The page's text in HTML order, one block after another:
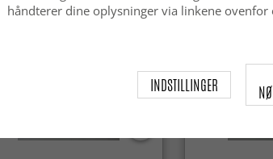
håndterer dine oplysninger via linkene
INDSTILLINGER